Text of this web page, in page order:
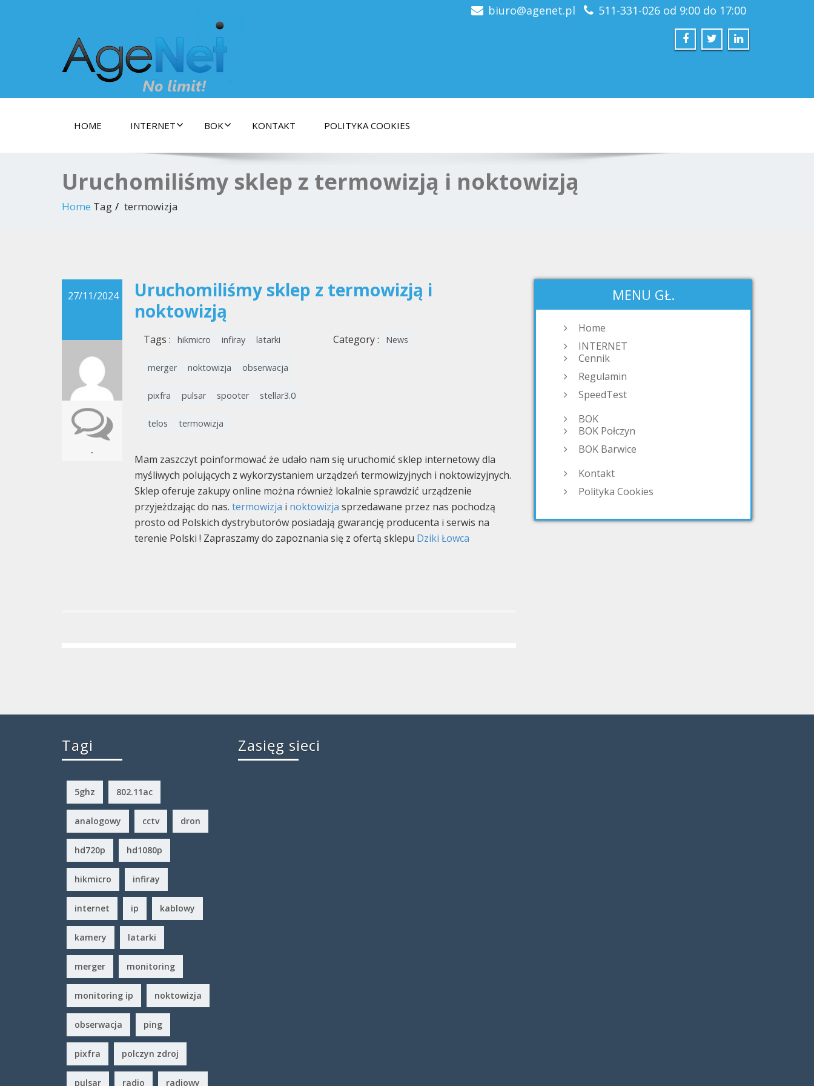
Gwarancją prędkości !
biuro@agenet.pl 511-331-026 od 9:00 do 17:00
HOME INTERNET BOK KONTAKT POLITYKA COOKIES
Uruchomiliśmy sklep z termowizją i noktowizją
Home Tag termowizja
27/11/2024
-
Uruchomiliśmy sklep z termowizją i
noktowizją
Tags : hikmicro infiray latarki
merger noktowizja obserwacja
pixfra pulsar spooter stellar3.0
telos termowizja
Category : News
Mam zaszczyt poinformować że udało nam się uruchomić sklep internetowy dla
myśliwych polujących z wykorzystaniem urządzeń termowizyjnych i noktowizyjnych.
Sklep oferuje zakupy online można również lokalnie sprawdzić urządzenie
przyjeżdzając do nas. termowizja i noktowizja sprzedawane przez nas pochodzą
prosto od Polskich dystrybutorów posiadają gwarancję producenta i serwis na
terenie Polski ! Zapraszamy do zapoznania się z ofertą sklepu Dziki Łowca
MENU GŁ.
Home
INTERNET
Cennik
Regulamin
SpeedTest
BOK
BOK Połczyn
BOK Barwice
Kontakt
Polityka Cookies
Tagi
5ghz 802.11ac
analogowy cctv dron
hd720p hd1080p
hikmicro infiray
internet ip kablowy
kamery latarki
merger monitoring
monitoring ip noktowizja
obserwacja ping
pixfra polczyn zdroj
pulsar radio radiowy
Zasięg sieci